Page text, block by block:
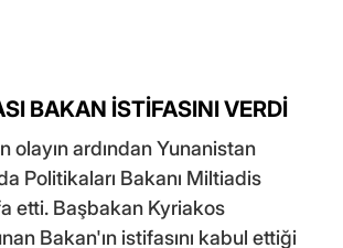
BAKAN İSTİFASINI VERDİ
olayın ardından Yunanistan
Politikaları Bakanı Miltiadis
etti. Başbakan Kyriakos
Bakan'ın istifasını kabul ettiği